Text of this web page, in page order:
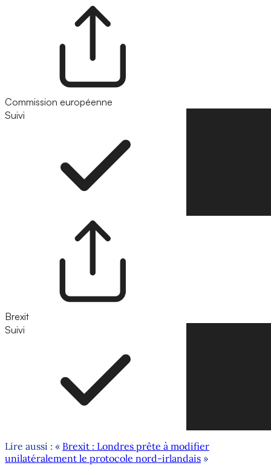
Commission européenne
Suivi
Brexit
Suivi
Lire aussi : « Brexit : Londres prête à modifier
unilatéralement le protocole nord-irlandais »